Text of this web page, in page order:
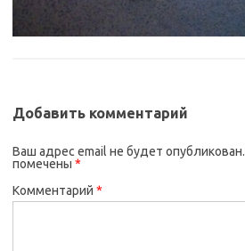
Добавить комментарий
Ваш адрес email не будет опубликован.
помечены *
Комментарий *